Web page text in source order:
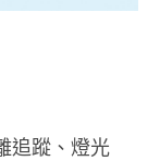
追蹤、燈光